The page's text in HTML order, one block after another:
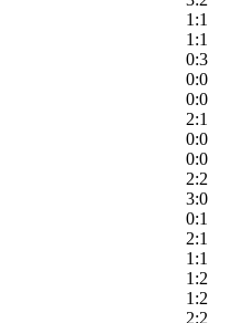
1:1
1:1
0:3
0:0
0:0
2:1
0:0
0:0
2:2
3:0
0:1
2:1
1:1
1:2
1:2
2:2